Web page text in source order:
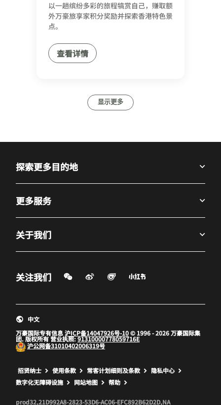
以一趟缤纷多彩的旅程犒赏自己，赚取额
外万豪旅享家积分奖励并探索香港特色景
点。
查看详情
显示更多
探索更多目的地
更多服务
关于我们
关注我们 微信扫一扫
微博
打开新窗口
飞猪
打开新窗口打开新窗口
万豪国际专有信息沪ICP备14047926号-10© 1996 - 2026 万豪国际集
团. 版权所有 营业执照:91310000778059716E
沪公网备31010402006319号
中文
招贤纳士 打开新窗口
使用条款 打开新窗口
常客计划细则及条款 打开新窗口
隐私中心
数字化无障碍设施
网站地图 帮助
prod32,21D992A8-2823-53D6-AC06-EFC892B62D2D,NA